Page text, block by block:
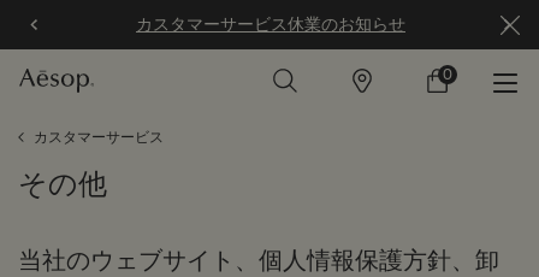
カスタマーサービス休業のお知らせ
店
カ
0
0 カート内の製
カスタマーサービス
その他
当社のウェブサイト、個人情報保護方針、卸